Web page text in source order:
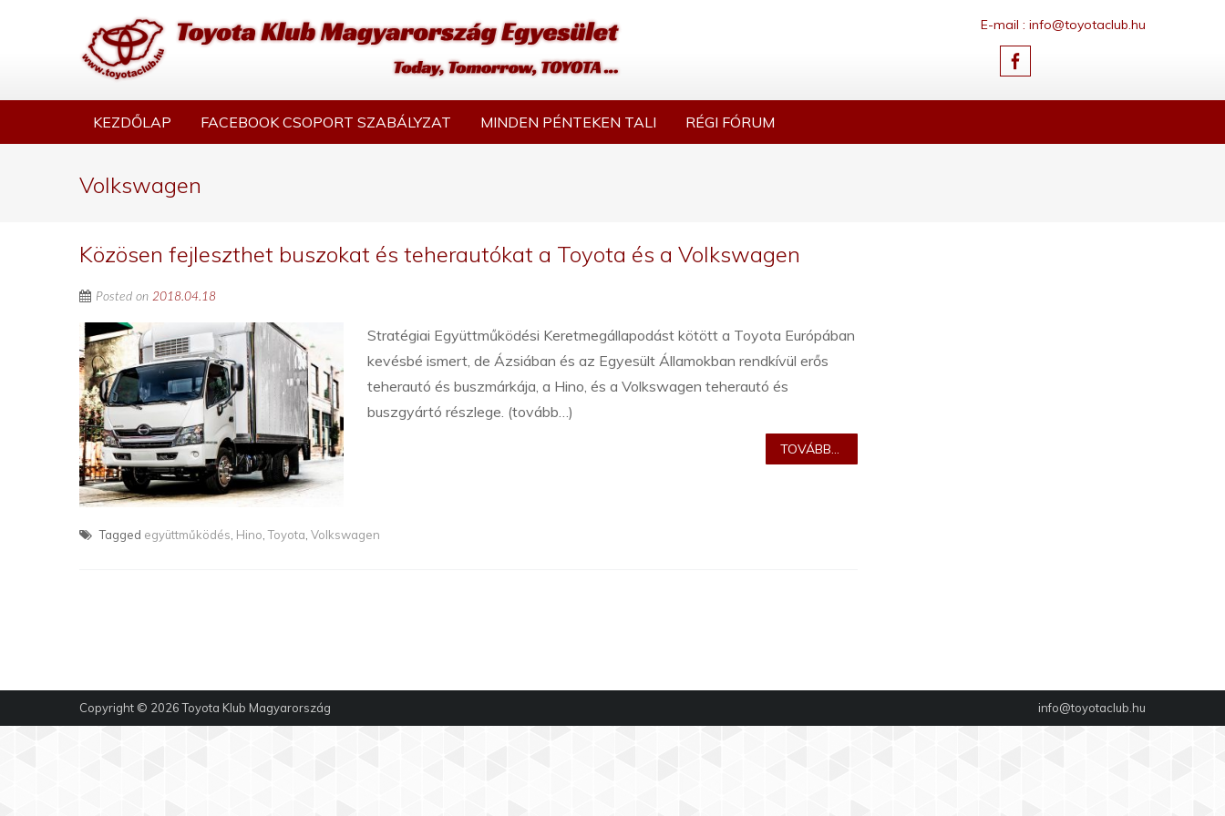
E-mail : info@toyotaclub.hu
KEZDŐLAP FACEBOOK CSOPORT SZABÁLYZAT MINDEN PÉNTEKEN TALI RÉGI FÓRUM
Volkswagen
Közösen fejleszthet buszokat és teherautókat a Toyota és a Volkswagen
Posted on 2018.04.18
Stratégiai Együttműködési Keretmegállapodást kötött a Toyota Európában
kevésbé ismert, de Ázsiában és az Egyesült Államokban rendkívül erős
teherautó és buszmárkája, a Hino, és a Volkswagen teherautó és
buszgyártó részlege. (tovább…)
TOVÁBB...
Tagged együttműködés, Hino,Toyota, Volkswagen
info@toyotaclub.hu
Copyright © 2026Toyota Klub Magyarország